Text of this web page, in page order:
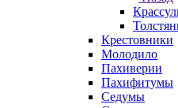
Крестовники
Молодило
Пахиверии
Пахифитумы
Седумы